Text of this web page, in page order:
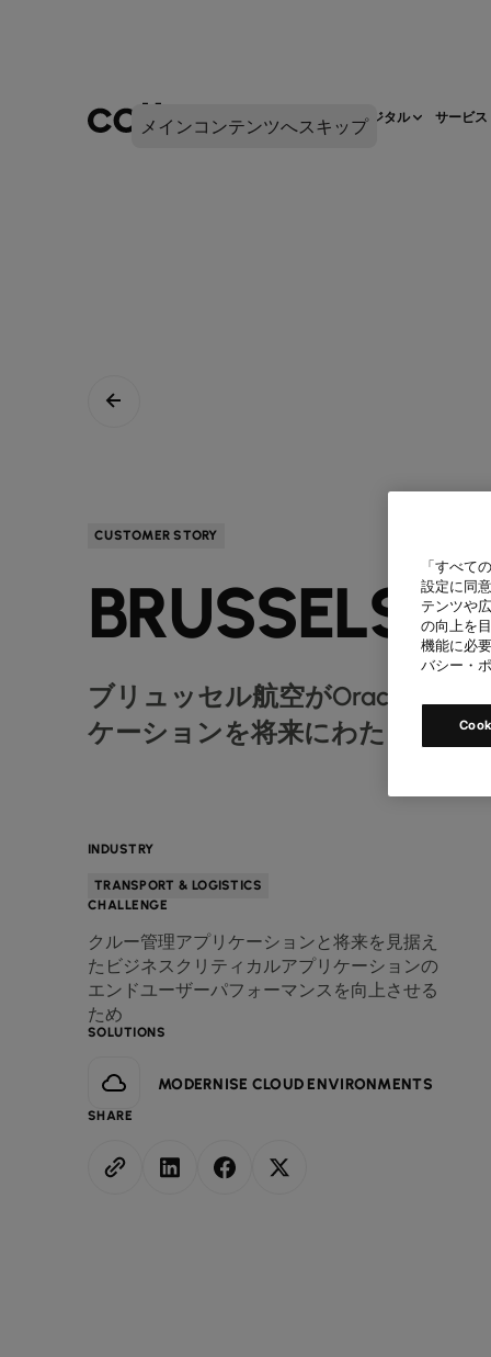
メインコンテンツへスキップ
ネットワークインフラ デジタル サービス
CUSTOMER STORY
BRUSSELS
ブリュッセル航空がOracle
ケーションを将来にわたって使
INDUSTRY
TRANSPORT & LOGISTICS
CHALLENGE
クルー管理アプリケーションと将来を見据え
たビジネスクリティカルアプリケーションの
エンドユーザーパフォーマンスを向上させる
ため
SOLUTIONS
MODERNISE CLOUD ENVIRONMENTS
SHARE
「すべて
設定に同
テンツや
の向上を
機能に必
バシー・